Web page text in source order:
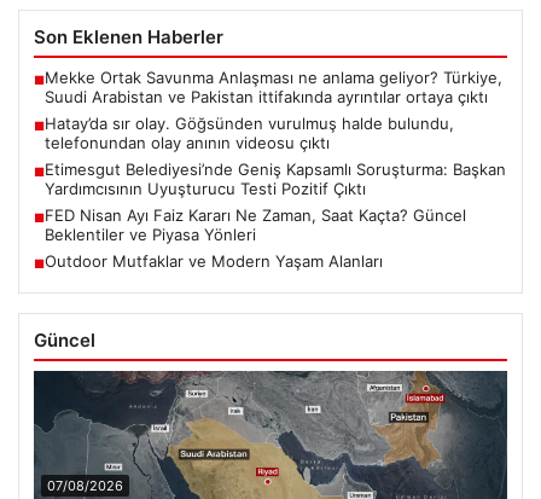
Son Eklenen Haberler
■Mekke Ortak Savunma Anlaşması ne anlama geliyor? Türkiye,
Suudi Arabistan ve Pakistan ittifakında ayrıntılar ortaya çıktı
■Hatay’da sır olay. Göğsünden vurulmuş halde bulundu,
telefonundan olay anının videosu çıktı
■Etimesgut Belediyesi’nde Geniş Kapsamlı Soruşturma: Başkan
Yardımcısının Uyuşturucu Testi Pozitif Çıktı
■FED Nisan Ayı Faiz Kararı Ne Zaman, Saat Kaçta? Güncel
Beklentiler ve Piyasa Yönleri
■Outdoor Mutfaklar ve Modern Yaşam Alanları
Güncel
07/08/2026